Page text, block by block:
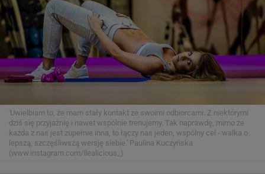
'Uwielbiam to, że mam stały kontakt ze swoimi odbiorcami. Z niektórymi
dziś się przyjaźnię i nawet wspólnie trenujemy. Tak naprawdę, mimo że
każda z nas jest zupełnie inna, to łączy nas jeden, wspólny cel - walka o
lepszą, szczęśliwszą wersję siebie.' Paulina Kuczyńska
(www.instagram.com/llealicious_)